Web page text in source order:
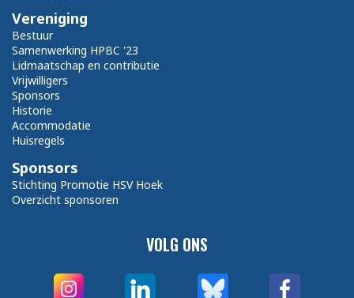
VOLG ONS
Vereniging
Bestuur
Samenwerking HPBC '23
Lidmaatschap en contributie
Vrijwilligers
Sponsors
Historie
Accommodatie
Huisregels
Sponsors
Stichting Promotie HSV Hoek
Overzicht sponsoren